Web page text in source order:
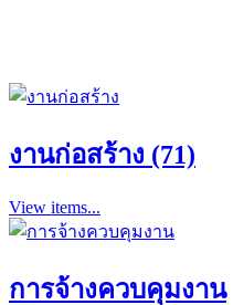
งานก่อสร้าง (71)
View items...
การจ้างควบคุมงาน